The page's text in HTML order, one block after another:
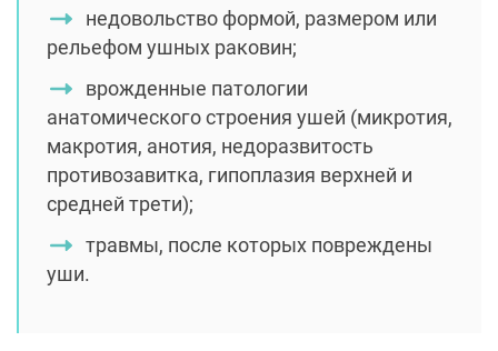
недовольство формой, размером или
рельефом ушных раковин;
врожденные патологии
анатомического строения ушей (микротия,
макротия, анотия, недоразвитость
противозавитка, гипоплазия верхней и
средней трети);
травмы, после которых повреждены
уши.